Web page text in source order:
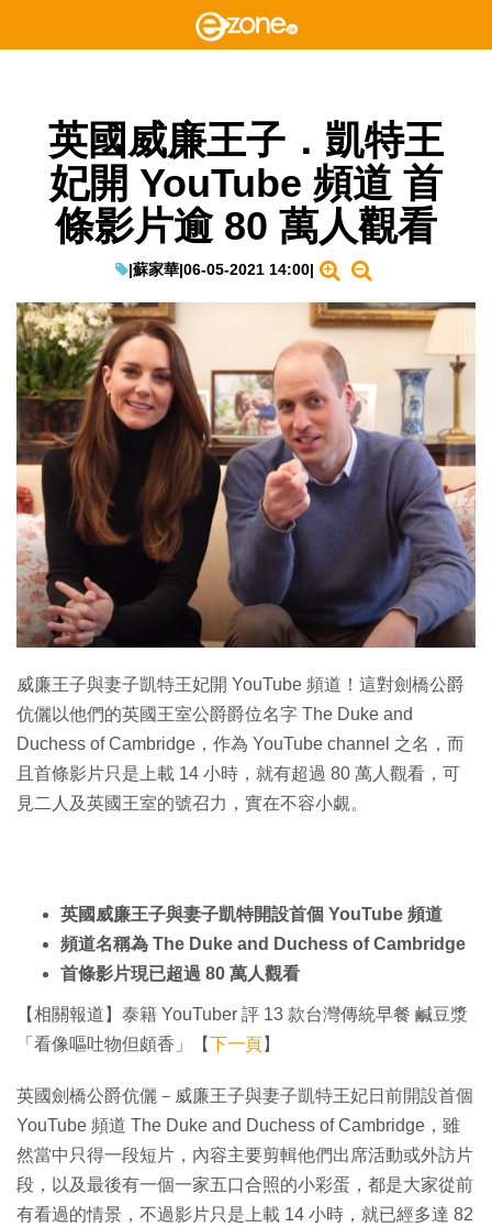
英國威廉王子．凱特王
妃開 YouTube 頻道 首
條影片逾 80 萬人觀看
|蘇家華|06-05-2021 14:00|
威廉王子與妻子凱特王妃開 YouTube 頻道！這對劍橋公爵
伉儷以他們的英國王室公爵爵位名字 The Duke and
Duchess of Cambridge，作為 YouTube channel 之名，而
且首條影片只是上載 14 小時，就有超過 80 萬人觀看，可
見二人及英國王室的號召力，實在不容小覷。
英國威廉王子與妻子凱特開設首個 YouTube 頻道
頻道名稱為 The Duke and Duchess of Cambridge
首條影片現已超過 80 萬人觀看
【相關報道】泰籍 YouTuber 評 13 款台灣傳統早餐 鹹豆漿
「看像嘔吐物但頗香」【下一頁】
英國劍橋公爵伉儷－威廉王子與妻子凱特王妃日前開設首個
YouTube 頻道 The Duke and Duchess of Cambridge，雖
然當中只得一段短片，內容主要剪輯他們出席活動或外訪片
段，以及最後有一個一家五口合照的小彩蛋，都是大家從前
有看過的情景，不過影片只是上載 14 小時，就已經多達 82